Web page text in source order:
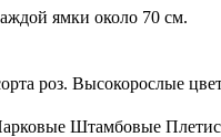
ямки около 70 см.
роз. Высокорослые
Штамбовые